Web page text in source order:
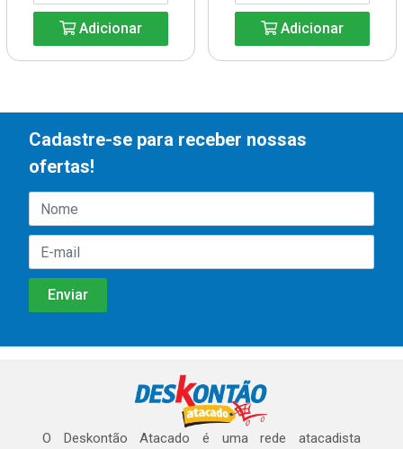
Adicionar Adicionar
Cadastre-se para receber nossas
ofertas!
O Deskontão Atacado é uma rede atacadista